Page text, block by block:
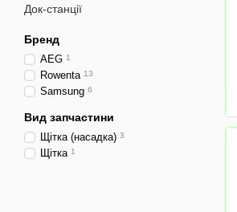
Док-станції
Бренд
AEG 1
Rowenta 13
Samsung 6
Вид запчастини
Щітка (насадка) 3
Щітка 1